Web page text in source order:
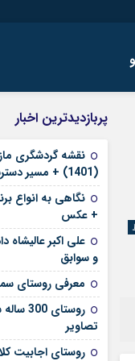
رمز عبور
مرا به خاطر بسپار
راه اندازی سایت و
سایت های خبری و
پربازدیدترین اخبار
نقشه گردشگری
(1401) + مسیر دسترسی
نگاهی به انواع
+ عکس
علی‌ اکبر
و سوابق
معرفی روستای
تصاویر
روستای اجابیت